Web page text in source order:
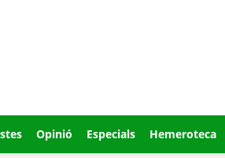
Opinió Especials Hemeroteca